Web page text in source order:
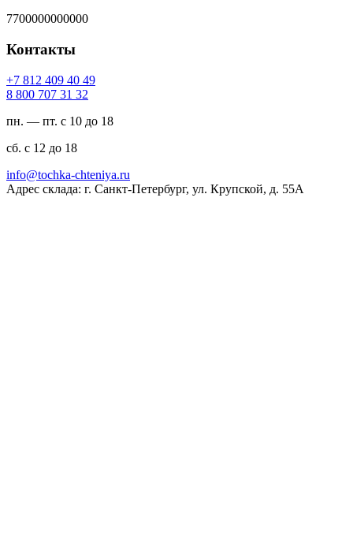
7700000000000
Контакты
94 04 904 218 7+
23 13 707 008 8
пн. — пт. с 10 до 18
сб. с 12 до 18
ur.ayinethc-akhcot@ofni
Адрес склада: г. Санкт-Петербург, ул. Крупской, д. 55А